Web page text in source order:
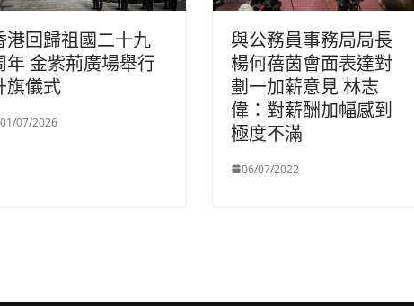
港回歸祖國二十九
年 金紫荊廣場舉行
旗儀式
01/07/2026
與公務員事務局局長
楊何蓓茵會面表達對
劃一加薪意見 林志
偉：對薪酬加幅感到
極度不滿
06/07/2022